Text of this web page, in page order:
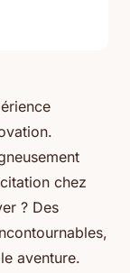
chez
? Des
aventure.